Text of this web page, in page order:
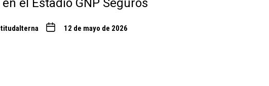
12 de mayo de 2026